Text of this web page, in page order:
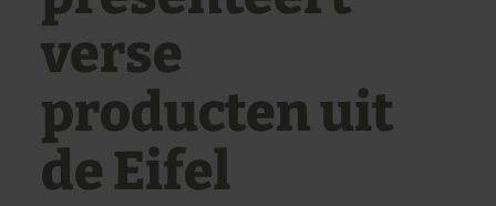
verse
producten uit
de Eifel